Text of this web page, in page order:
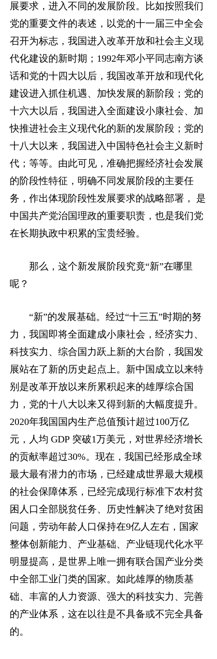
展要求，进入不同的发展阶段。比如按照我们
党的重要文件的表述，以党的十一届三中全会
召开为标志，我国进入改革开放和社会主义现
代化建设的新时期；1992年邓小平同志南方谈
话和党的十四大以后，我国改革开放和现代化
建设进入抓住机遇、加快发展的新阶段；党的
十六大以后，我国进入全面建设小康社会、加
快推进社会主义现代化的新的发展阶段；党的
十八大以来，我国进入中国特色社会主义新时
代；等等。由此可见，准确把握经济社会发展
的阶段性特征，明确不同发展阶段的主要任
务，作出体现阶段性发展要求的战略部署， 是
中国共产党治国理政的重要职责，也是我们党
在长期执政中积累的宝贵经验。
那么，这个新发展阶段究竟“新”在哪里
呢？
“新”的发展基础。经过“十三五”时期的努
力，我国即将全面建成小康社会，经济实力、
科技实力、综合国力跃上新的大台阶，我国发
展站在了新的历史起点上。新中国成立以来特
别是改革开放以来所累积起来的雄厚综合国
力，党的十八大以来又得到新的大幅度提升。
2020年我国国内生产总值预计超过100万亿
元，人均 GDP 突破1万美元，对世界经济增长
的贡献率超过30%。现在，我国已经形成全球
最大最有潜力的市场，已经建成世界最大规模
的社会保障体系，已经完成现行标准下农村贫
困人口全部脱贫任务、历史性解决了绝对贫困
问题，劳动年龄人口保持在9亿人左右，国家
整体创新能力、产业基础、产业链现代化水平
明显提高，是世界上唯一拥有联合国产业分类
中全部工业门类的国家。如此雄厚的物质基
础、丰富的人力资源、强大的科技实力、完善
的产业体系，这在以往是不具备或不完全具备
的。